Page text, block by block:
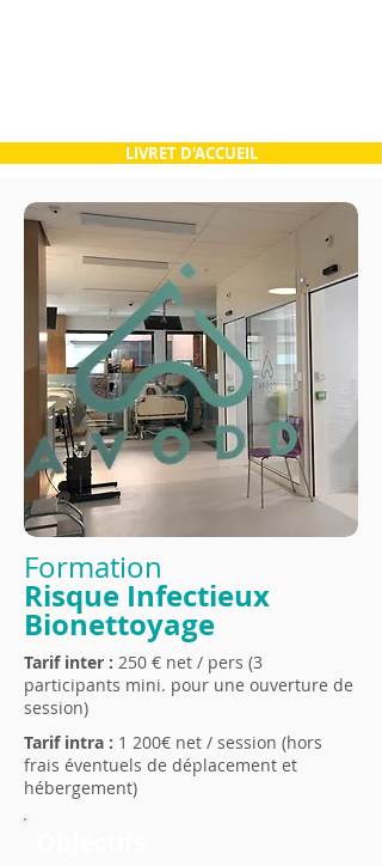
LIVRET D'ACCUEIL
Formation
Risque Infectieux
Bionettoyage
Tarif inter : 250 € net / pers (3
participants mini. pour une ouverture de
session)
Tarif intra : 1 200€ net / session (hors
frais éventuels de déplacement et
hébergement)